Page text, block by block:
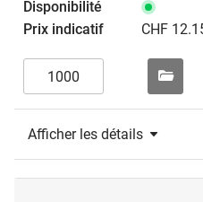
CHF
Afficher les détails